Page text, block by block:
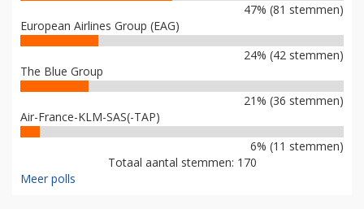
47% (81 stemmen)
European Airlines Group (EAG)
24% (42 stemmen)
The Blue Group
21% (36 stemmen)
Air-France-KLM-SAS(-TAP)
6% (11 stemmen)
Totaal aantal stemmen: 170
Meer polls